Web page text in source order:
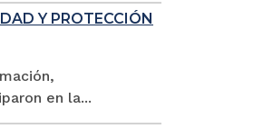
Y PROTECCIÓN
en la...